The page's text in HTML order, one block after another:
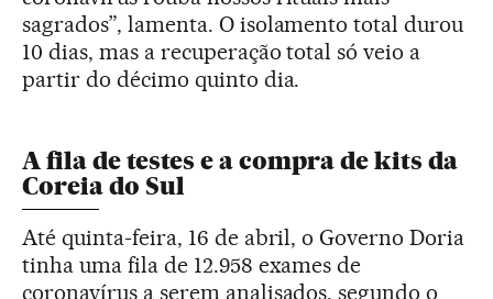
sagrados”, lamenta. O isolamento total durou
10 dias, mas a recuperação total só veio a
partir do décimo quinto dia.
A fila de testes e a compra de kits da
Coreia do Sul
Até quinta-feira, 16 de abril, o Governo Doria
tinha uma fila de 12.958 exames de
coronavírus a serem analisados, segundo o